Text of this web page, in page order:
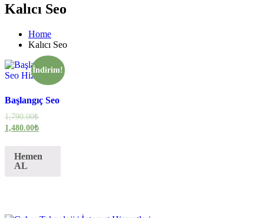
Kalıcı Seo
Home
Kalıcı Seo
İndirim!
Başlangıç Seo
1,790.00₺
1,480.00₺
Hemen
AL